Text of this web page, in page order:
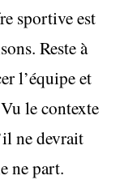
sportive est
Reste à
l’équipe et
le contexte
ne devrait
ne part.